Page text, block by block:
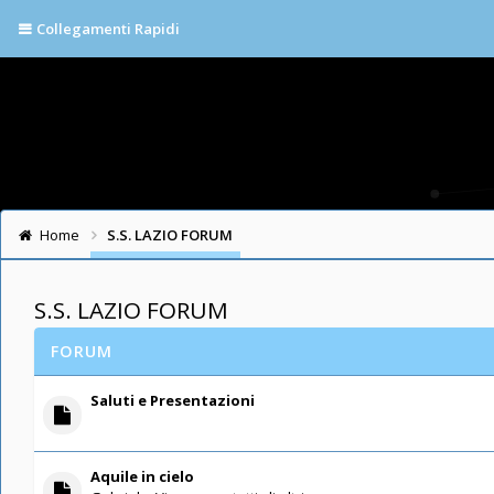
Collegamenti Rapidi
Home S.S. LAZIO FORUM
S.S. LAZIO FORUM
FORUM
Saluti e Presentazioni
Aquile in cielo